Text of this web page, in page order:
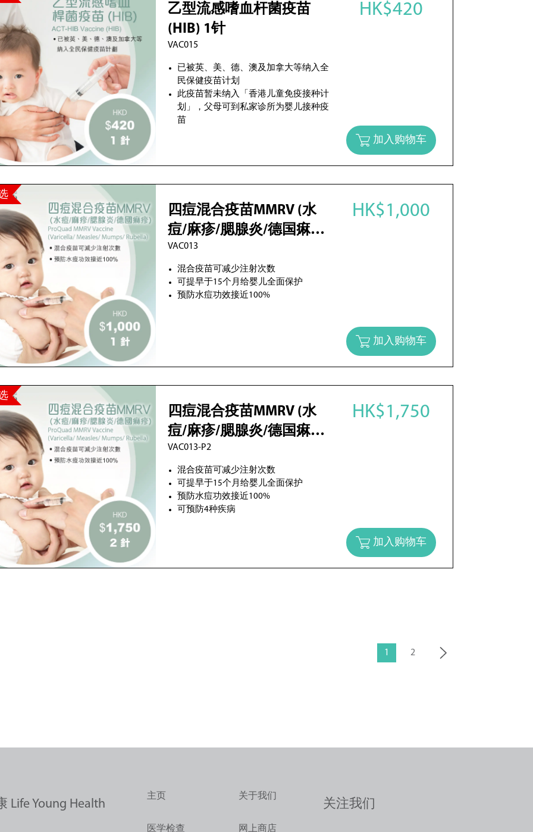
乙型流感嗜血杆菌疫苗
(HIB) 1针
VAC015
已被英、美、德、澳及加拿大等纳入全
民保健疫苗计划
此疫苗暂未纳入「香港儿童免疫接种计
划」，父母可到私家诊所为婴儿接种疫
苗
HK$420
加入购物车
四痘混合疫苗​MMRV (水
痘/麻疹/腮腺炎/德国痳疹)
1针
VAC013
混合疫苗可减少注射次数
可提早于15个月给婴儿全面保护
预防水痘功效接近100%
HK$1,000
加入购物车
四痘混合疫苗​MMRV (水
痘/麻疹/腮腺炎/德国痳疹)
2 针
VAC013-P2
混合疫苗可减少注射次数
可提早于15个月给婴儿全面保护
预防水痘功效接近100%
可预防4种疾病
HK$1,750
加入购物车
1 2
Life Young Health
主页
医学检查
关于我们
网上商店
关注我们